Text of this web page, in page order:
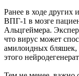
Ранее в ходе
ВПГ-1 в мозге
Альцгеймера.
что вирус может
амилоидных бляшек,
этого